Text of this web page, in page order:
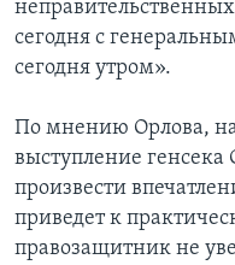
сегодня с
сегодня утром».
По мнению Орлова,
выступление
произвести
приведет к
правозащитник не